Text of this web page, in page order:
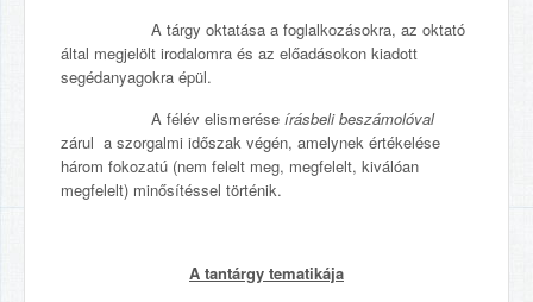
A tárgy oktatása a foglalkozásokra, az oktató
által megjelölt irodalomra és az előadásokon kiadott
segédanyagokra épül.
A félév elismerése írásbeli beszámolóval
zárul a szorgalmi időszak végén, amelynek értékelése
három fokozatú (nem felelt meg, megfelelt, kiválóan
megfelelt) minősítéssel történik.
A tantárgy tematikája